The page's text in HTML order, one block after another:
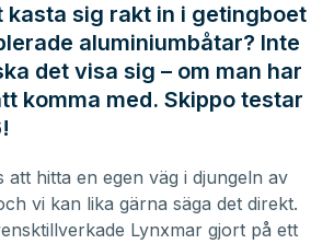
kasta sig rakt in i getingboet
aluminiumbåtar? Inte
det visa sig – om man har
komma med. Skippo testar
att hitta en egen väg i djungeln av
vi kan lika gärna säga det direkt.
Lynxmar gjort på ett